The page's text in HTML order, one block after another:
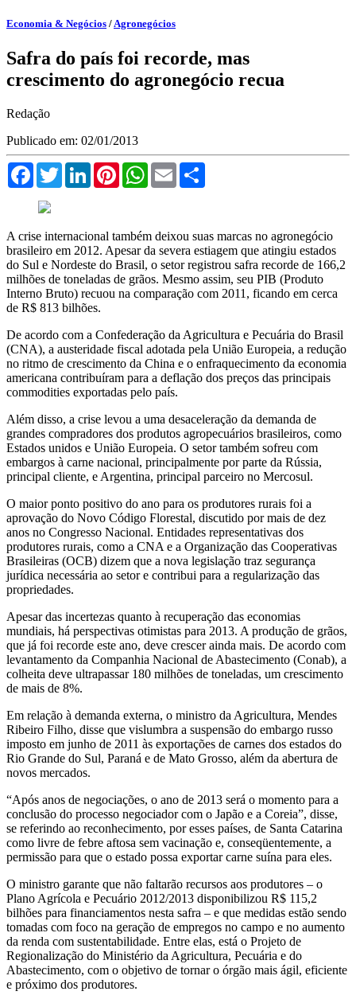
Economia & Negócios / Agronegócios
Safra do país foi recorde, mas
crescimento do agronegócio recua
Redação
Publicado em: 02/01/2013
FacebookTwitterLinkedInPinterestWhatsApp
Email
A crise internacional também deixou suas marcas no agronegócio
brasileiro em 2012. Apesar da severa estiagem que atingiu estados
do Sul e Nordeste do Brasil, o setor registrou safra recorde de 166,2
milhões de toneladas de grãos. Mesmo assim, seu PIB (Produto
Interno Bruto) recuou na comparação com 2011, ficando em cerca
de R$ 813 bilhões.
De acordo com a Confederação da Agricultura e Pecuária do Brasil
(CNA), a austeridade fiscal adotada pela União Europeia, a redução
no ritmo de crescimento da China e o enfraquecimento da economia
americana contribuíram para a deflação dos preços das principais
commodities exportadas pelo país.
Além disso, a crise levou a uma desaceleração da demanda de
grandes compradores dos produtos agropecuários brasileiros, como
Estados unidos e União Europeia. O setor também sofreu com
embargos à carne nacional, principalmente por parte da Rússia,
principal cliente, e Argentina, principal parceiro no Mercosul.
O maior ponto positivo do ano para os produtores rurais foi a
aprovação do Novo Código Florestal, discutido por mais de dez
anos no Congresso Nacional. Entidades representativas dos
produtores rurais, como a CNA e a Organização das Cooperativas
Brasileiras (OCB) dizem que a nova legislação traz segurança
jurídica necessária ao setor e contribui para a regularização das
propriedades.
Apesar das incertezas quanto à recuperação das economias
mundiais, há perspectivas otimistas para 2013. A produção de grãos,
que já foi recorde este ano, deve crescer ainda mais. De acordo com
levantamento da Companhia Nacional de Abastecimento (Conab), a
colheita deve ultrapassar 180 milhões de toneladas, um crescimento
de mais de 8%.
Em relação à demanda externa, o ministro da Agricultura, Mendes
Ribeiro Filho, disse que vislumbra a suspensão do embargo russo
imposto em junho de 2011 às exportações de carnes dos estados do
Rio Grande do Sul, Paraná e de Mato Grosso, além da abertura de
novos mercados.
“Após anos de negociações, o ano de 2013 será o momento para a
conclusão do processo negociador com o Japão e a Coreia”, disse,
se referindo ao reconhecimento, por esses países, de Santa Catarina
como livre de febre aftosa sem vacinação e, conseqüentemente, a
permissão para que o estado possa exportar carne suína para eles.
O ministro garante que não faltarão recursos aos produtores – o
Plano Agrícola e Pecuário 2012/2013 disponibilizou R$ 115,2
bilhões para financiamentos nesta safra – e que medidas estão sendo
tomadas com foco na geração de empregos no campo e no aumento
da renda com sustentabilidade. Entre elas, está o Projeto de
Regionalização do Ministério da Agricultura, Pecuária e do
Abastecimento, com o objetivo de tornar o órgão mais ágil, eficiente
e próximo dos produtores.